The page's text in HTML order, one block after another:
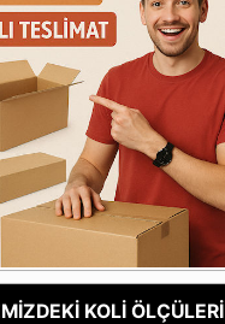
KOLİ ÖLÇÜLERİ